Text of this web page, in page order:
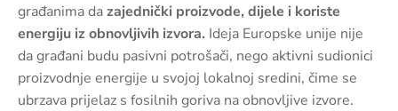
građanima dazajednički proizvode, dijele i koriste
energiju iz obnovljivih izvora. Ideja Europske unije nije
da građani budu pasivni potrošači, nego aktivni sudionici
proizvodnje energije u svojoj lokalnoj sredini, čime se
ubrzava prijelaz s fosilnih goriva na obnovljive izvore.